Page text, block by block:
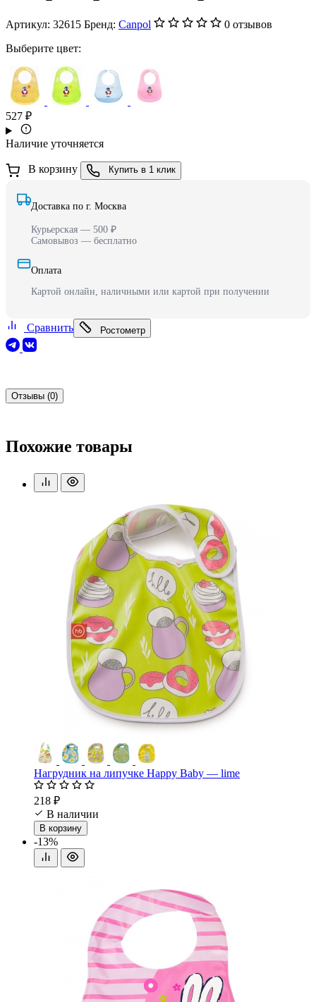
Артикул: 32615 Бренд: Canpol
0 отзывов
Выберите цвет:
527 ₽
Наличие уточняется
В корзину Купить в 1 клик
Доставка по г. Москва
Курьерская — 500 ₽
Самовывоз — бесплатно
Оплата
Картой онлайн, наличными или картой при получении
Сравнить Ростометр
Отзывы (0)
Похожие товары
Нагрудник на липучке Happy Baby — lime
218 ₽
В наличии
В корзину
-13%